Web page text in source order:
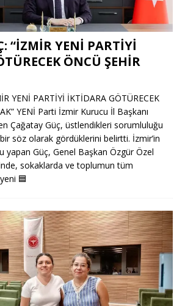
“İZMİR YENİ PARTİYİ
ÖNCÜ ŞEHİR
YENİ PARTİYİ İKTİDARA GÖTÜRECEK
YENİ Parti İzmir Kurucu İl Başkanı
Çağatay Güç, üstlendikleri sorumluluğu
söz olarak gördüklerini belirtti. İzmir’in
yapan Güç, Genel Başkan Özgür Özel
sokaklarda ve toplumun tüm
🟦